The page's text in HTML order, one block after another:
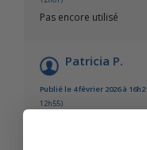
Pas encore utilisé
Patricia P.
Publié le 4 février 2026 à
12h55)